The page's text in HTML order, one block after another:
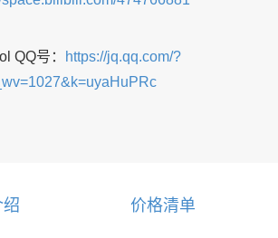
QQ号：
https://jq.qq.com/?
_wv=1027&k=uyaHuPRc
绍 价格清单